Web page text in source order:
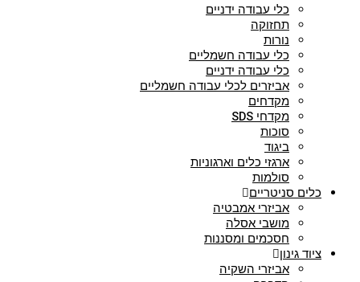
כלי עבודה ידניים
תחזוקה
נורות
כלי עבודה חשמליים
כלי עבודה ידניים
אביזרים לכלי עבודה חשמליים
מקדחים
מקדחי SDS
סוכות
ביגוד
ארגזי כלים וארגוניות
סולמות
כלים סניטריים
אביזרי אמבטיה
מושבי אסלה
חסכמים ומסננות
ציוד גינון
אביזרי השקיה